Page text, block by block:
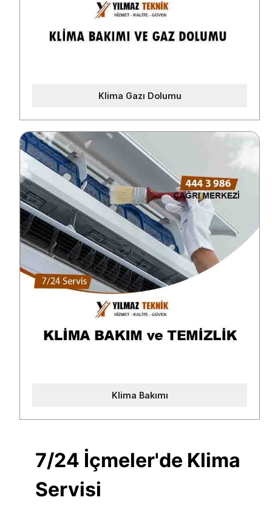
Klima Gazı Dolumu
Klima Bakımı
7/24 İçmeler'de Klima
Servisi